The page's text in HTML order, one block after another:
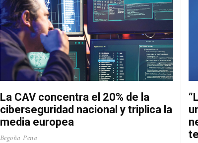
La CAV concentra el 20% de la
ciberseguridad nacional y triplica la
media europea
Begoña Pena